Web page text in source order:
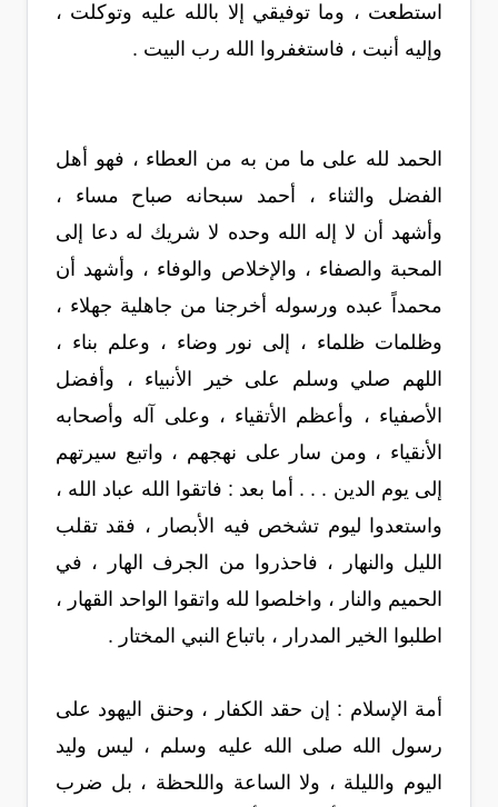
استطعت ، وما توفيقي إلا بالله عليه وتوكلت ،
وإليه أنبت ، فاستغفروا الله رب البيت .
الحمد لله على ما من به من العطاء ، فهو أهل
الفضل والثناء ، أحمد سبحانه صباح مساء ،
وأشهد أن لا إله الله وحده لا شريك له دعا إلى
المحبة والصفاء ، والإخلاص والوفاء ، وأشهد أن
محمداً عبده ورسوله أخرجنا من جاهلية جهلاء ،
وظلمات ظلماء ، إلى نور وضاء ، وعلم بناء ،
اللهم صلي وسلم على خير الأنبياء ، وأفضل
الأصفياء ، وأعظم الأتقياء ، وعلى آله وأصحابه
الأنقياء ، ومن سار على نهجهم ، واتبع سيرتهم
إلى يوم الدين . . . أما بعد : فاتقوا الله عباد الله ،
واستعدوا ليوم تشخص فيه الأبصار ، فقد تقلب
الليل والنهار ، فاحذروا من الجرف الهار ، في
الحميم والنار ، واخلصوا لله واتقوا الواحد القهار ،
اطلبوا الخير المدرار ، باتباع النبي المختار .
أمة الإسلام : إن حقد الكفار ، وحنق اليهود على
رسول الله صلى الله عليه وسلم ، ليس وليد
اليوم والليلة ، ولا الساعة واللحظة ، بل ضرب